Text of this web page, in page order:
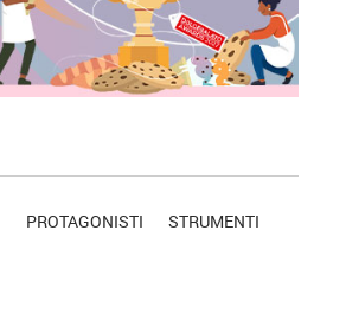
PROTAGONISTI STRUMENTI